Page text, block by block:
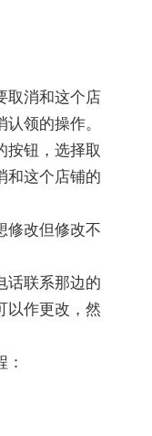
取消和这个店
领的操作。
按钮，选择取
和这个店铺的
修改但修改不
话联系那边的
以作更改，然